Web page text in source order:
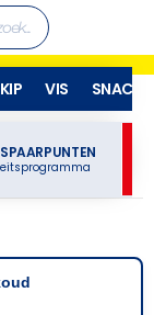
KIP VIS SNACKS